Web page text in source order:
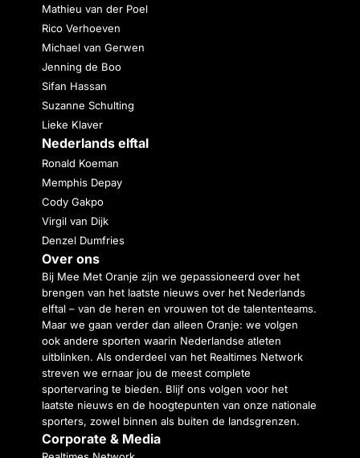
Mathieu van der Poel
Rico Verhoeven
Michael van Gerwen
Jenning de Boo
Sifan Hassan
Suzanne Schulting
Lieke Klaver
Nederlands elftal
Ronald Koeman
Memphis Depay
Cody Gakpo
Virgil van Dijk
Denzel Dumfries
Over ons
Bij Mee Met Oranje zijn we gepassioneerd over het
brengen van het laatste nieuws over het Nederlands
elftal – van de heren en vrouwen tot de talententeams.
Maar we gaan verder dan alleen Oranje: we volgen
ook andere sporten waarin Nederlandse atleten
uitblinken. Als onderdeel van het Realtimes Network
streven we ernaar jou de meest complete
sportervaring te bieden. Blijf ons volgen voor het
laatste nieuws en de hoogtepunten van onze nationale
sporters, zowel binnen als buiten de landsgrenzen.
Corporate & Media